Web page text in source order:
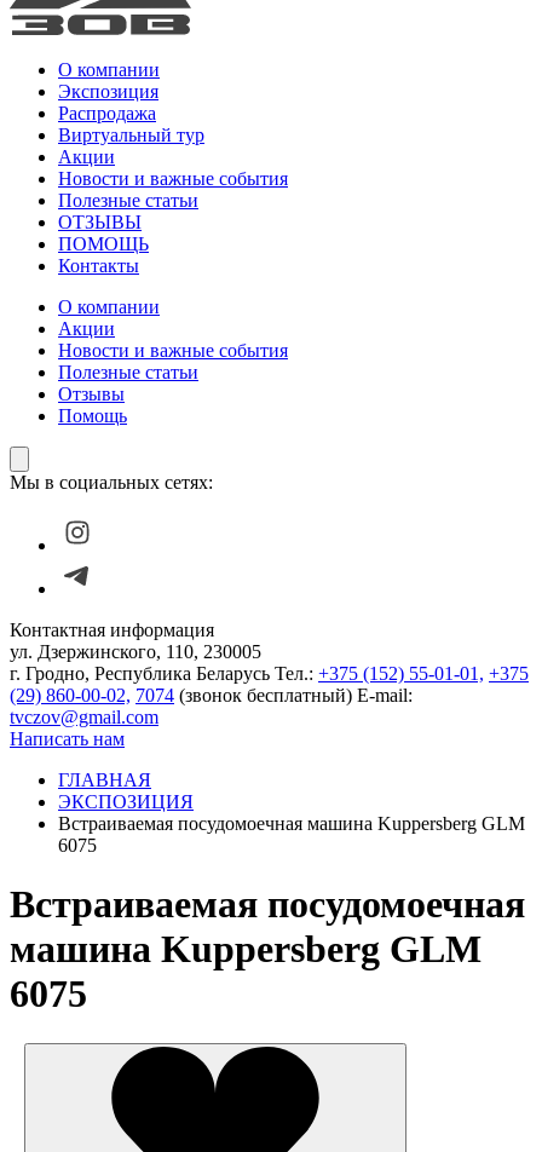
О компании
Экспозиция
Распродажа
Виртуальный тур
Акции
Новости и важные события
Полезные статьи
ОТЗЫВЫ
ПОМОЩЬ
Контакты
О компании
Акции
Новости и важные события
Полезные статьи
Отзывы
Помощь
Мы в социальных сетях:
Контактная информация
ул. Дзержинского, 110, 230005
г. Гродно, Республика Беларусь Тел.: +375 (152) 55-01-01, +375
(29) 860-00-02, 7074 (звонок бесплатный) E-mail:
tvczov@gmail.com
Написать нам
ГЛАВНАЯ
ЭКСПОЗИЦИЯ
Встраиваемая посудомоечная машина Kuppersberg GLM
6075
Встраиваемая посудомоечная
машина Kuppersberg GLM
6075